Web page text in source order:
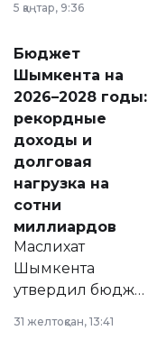
принести
народу
Венесуэлы.
5 қаңтар, 9:36
Бюджет
Шымкента на
2026–2028 годы:
рекордные
доходы и
долговая
нагрузка на
сотни
миллиардов
Маслихат
Шымкента
утвердил бюджет
2028 годы.
31 желтоқсан, 13:41